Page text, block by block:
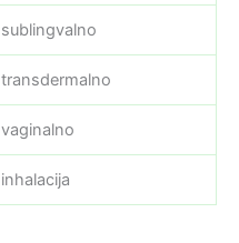
sublingvalno
transdermalno
vaginalno
inhalacija